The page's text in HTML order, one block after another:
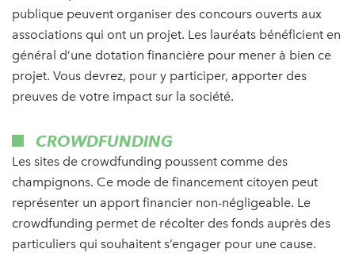
publique peuvent organiser des concours ouverts aux
associations qui ont un projet. Les lauréats bénéficient en
général d’une dotation financière pour mener à bien ce
projet. Vous devrez, pour y participer, apporter des
preuves de votre impact sur la société.
CROWDFUNDING
Les sites de crowdfunding poussent comme des
champignons. Ce mode de financement citoyen peut
représenter un apport financier non-négligeable. Le
crowdfunding permet de récolter des fonds auprès des
particuliers qui souhaitent s’engager pour une cause.